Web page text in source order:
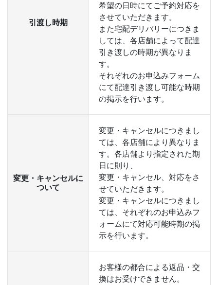
引渡し時期
希望の日時にてご予約対応を
させていただきます。
また宅配デリバリーにつきま
しては、各店舗によって配達
引き渡しの時期が異なりま
す。
それぞれのお申込みフォーム
にて配達引き渡し可能な時期
の掲示を行います。
変更・キャンセルに
ついて
変更・キャンセルにつきまし
ては、各店舗により異なりま
す。各店舗より指定された期
日に則り、
変更・キャンセル、対応をさ
せていただきます。
変更・キャンセルにつきまし
ては、それぞれのお申込みフ
ォームにて対応可能時期の掲
示を行います。
お客様の都合による返品・交
換はお受けできません。